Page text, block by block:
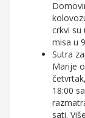
crkvi su
misa u
Sutra
Marije
18:00
sati.